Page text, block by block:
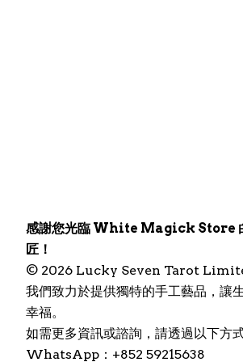
感謝您光臨 White Magick Store
匠！
© 2026 Lucky Seven Tarot
我們致力於提供獨特的手工藝品，讓
幸福。
如需更多資訊或諮詢，請透過以下方
WhatsApp：+852 59215638